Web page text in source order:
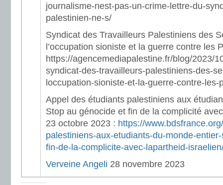
journalisme-nest-pas-un-crime-lettre-du-
palestinien-ne-s/
Syndicat des Travailleurs Palestiniens des
l’occupation sioniste et la guerre contre les
https://agencemediapalestine.fr/blog/2023/
syndicat-des-travailleurs-palestiniens-des-
loccupation-sioniste-et-la-guerre-contre-les-
Appel des étudiants palestiniens aux
Stop au génocide et fin de la complicité
23 octobre 2023 : https://
palestiniens-aux-etudiants-du-monde-
fin-de-la-complicite-avec-lapartheid-
Verveine Angeli 28 novembre 2023